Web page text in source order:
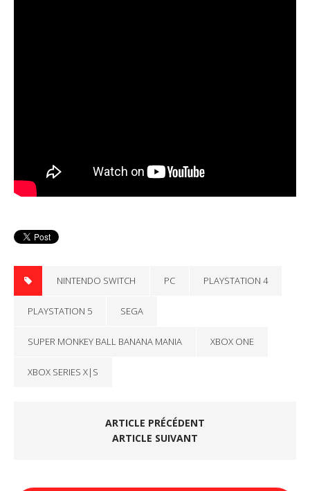
NINTENDO SWITCH PC PLAYSTATION 4
PLAYSTATION 5 SEGA
SUPER MONKEY BALL BANANA MANIA XBOX ONE
XBOX SERIES X|S
ARTICLE PRÉCÉDENT
ARTICLE SUIVANT